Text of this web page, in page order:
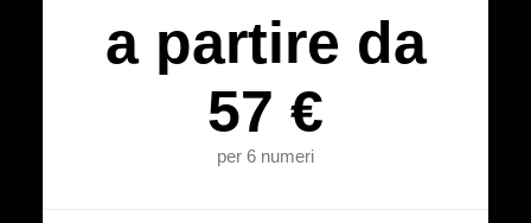
a partire da
57 €
per 6 numeri